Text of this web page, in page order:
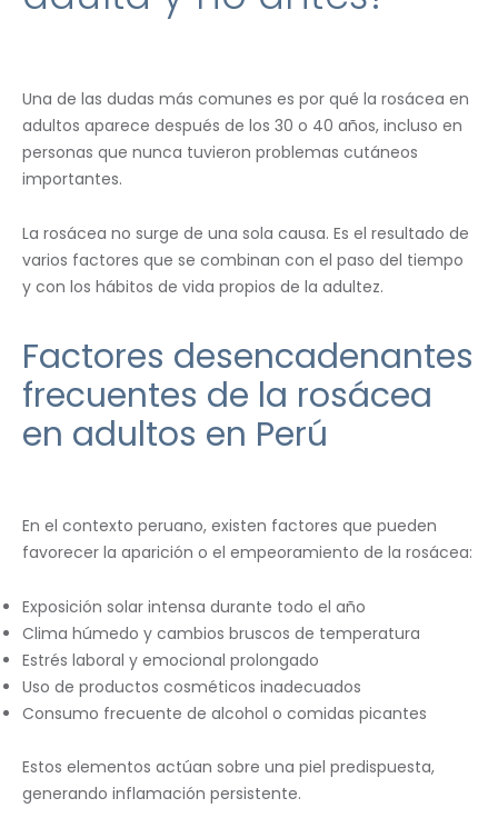
Una de las dudas más comunes es por qué la rosácea en
adultos aparece después de los 30 o 40 años, incluso en
personas que nunca tuvieron problemas cutáneos
importantes.
La rosácea no surge de una sola causa. Es el resultado de
varios factores que se combinan con el paso del tiempo
y con los hábitos de vida propios de la adultez.
Factores desencadenantes
frecuentes de la rosácea
en adultos en Perú
En el contexto peruano, existen factores que pueden
favorecer la aparición o el empeoramiento de la rosácea:
Exposición solar intensa durante todo el año
Clima húmedo y cambios bruscos de temperatura
Estrés laboral y emocional prolongado
Uso de productos cosméticos inadecuados
Consumo frecuente de alcohol o comidas picantes
Estos elementos actúan sobre una piel predispuesta,
generando inflamación persistente.